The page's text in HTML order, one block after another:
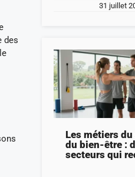
des
31 juillet
Les métiers
du bien-être :
secteurs qui